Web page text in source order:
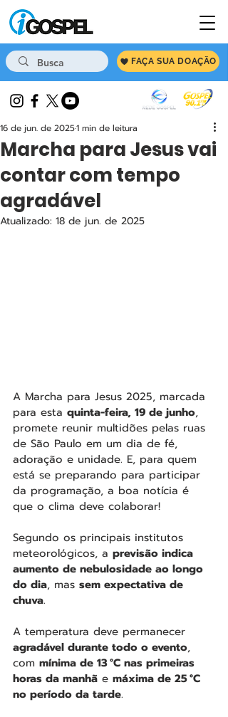
FAÇA SUA DOAÇÃO
Marcha para Jesus vai
contar com tempo
agradável
16 de jun. de 20251 min de leitura
Atualizado: 18 de jun. de 2025
A Marcha para Jesus 2025, marcada
para esta quinta-feira, 19 de junho,
promete reunir multidões pelas ruas
de São Paulo em um dia de fé,
adoração e unidade. E, para quem
está se preparando para participar
da programação, a boa notícia é
que o clima deve colaborar!
Segundo os principais institutos
meteorológicos, a previsão indica
aumento de nebulosidade ao longo
do dia, mas sem expectativa de
chuva.
A temperatura deve permanecer
agradável durante todo o evento,
com mínima de 13 °C nas primeiras
horas da manhã e máxima de 25 °C
no período da tarde.